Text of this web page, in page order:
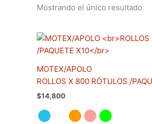
Mostrando el único resultado
MOTEX/APOLO
ROLLOS X 800 RÓTULOS /
$14,800